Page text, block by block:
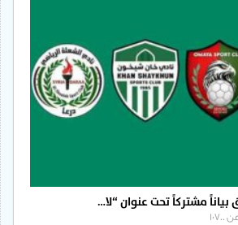
مشتركاً تحت عنوان “لا…